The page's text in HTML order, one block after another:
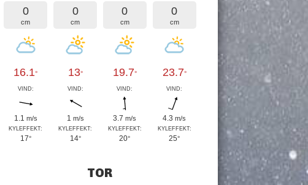
0
cm
16.1°
VIND:
1.1 m/s
KYLEFFEKT:
17°
0
cm
13°
VIND:
1 m/s
KYLEFFEKT:
14°
0
cm
19.7°
VIND:
3.7m/s
KYLEFFEKT:
20°
0
cm
23.7°
VIND:
4.3m/s
KYLEFFEKT:
25°
TOR